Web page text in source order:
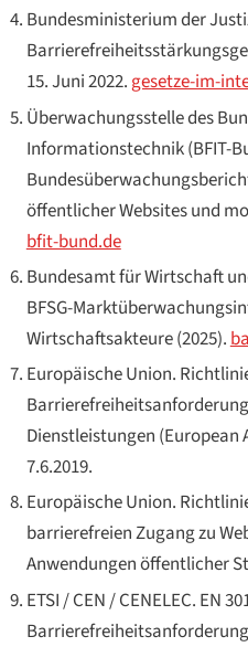
Bundesministerium der
15. Juni 2022.gesetze-im-
Überwachungsstelle des
Informationstechnik (BFIT-
öffentlicher Websites und
bfit-bund.de
Bundesamt für Wirtschaft
BFSG-
Wirtschaftsakteure(2025).
Europäische Union.
Dienstleistungen (European
7.6.2019.
Europäische Union.
barrierefreien Zugang zu
Anwendungen öffentlicher
ETSI / CEN / CENELEC. EN